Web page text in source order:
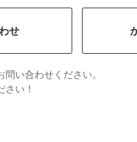
せ
い合わせください。
い！